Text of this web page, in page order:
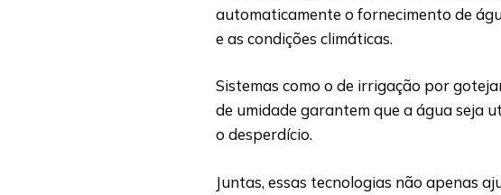
automaticamente o fornecimento de
e as condições climáticas.
Sistemas como o de irrigação por
de umidade garantem que a água seja
o desperdício.
Juntas, essas tecnologias não apenas